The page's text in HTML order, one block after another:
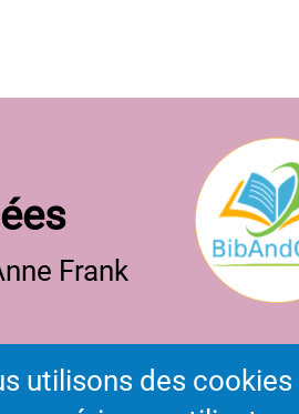
Frank
utilisons des